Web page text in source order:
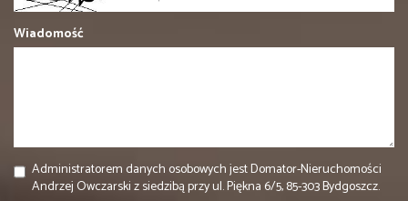
Wiadomość
Administratorem danych osobowych jest Domator-Nieruchomości
Andrzej Owczarski z siedzibą przy ul. Piękna 6/5, 85-303 Bydgoszcz.